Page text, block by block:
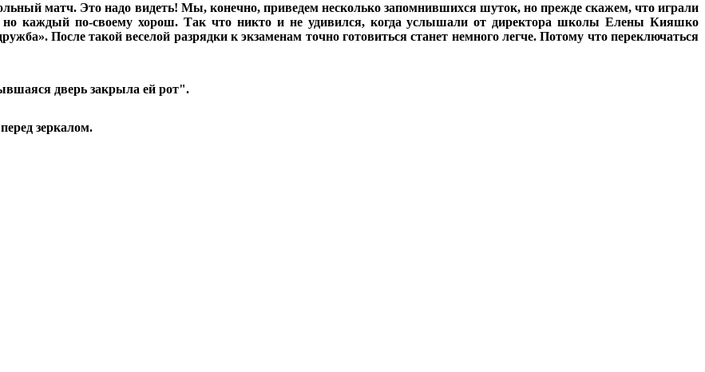
матч. Это надо видеть! Мы, конечно, приведем несколько запомнившихся шуток, но прежде скажем, что играли
каждый по-своему хорош. Так что никто и не удивился, когда услышали от директора школы Елены Кияшко
После такой веселой разрядки к экзаменам точно готовиться станет немного легче. Потому что переключаться
дверь закрыла ей рот".
зеркалом.